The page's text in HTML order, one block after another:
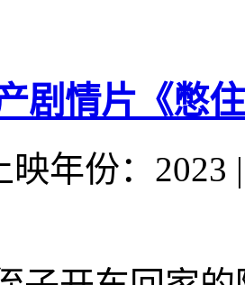
剧情片《憋
映年份：2023 |